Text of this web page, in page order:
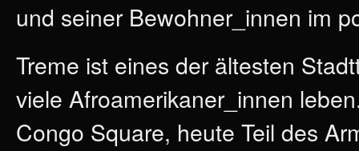
und seiner Bewohner_innen im
Treme ist eines der ältesten
viele Afroamerikaner_innen
Congo Square, heute Teil des